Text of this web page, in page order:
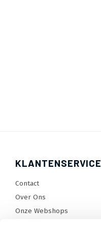
KLANTENSERVICE
Contact
Over Ons
Onze Webshops